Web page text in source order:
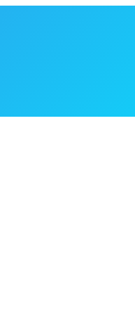
phong phú chủng loại